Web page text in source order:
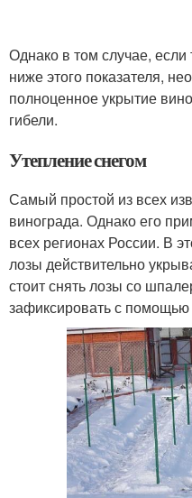
Однако в том случае,
ниже этого показателя,
полноценное укрытие
гибели.
Утепление снегом
Самый простой из всех
винограда. Однако его
всех регионах России. В
лозы действительно
стоит снять лозы со
зафиксировать с